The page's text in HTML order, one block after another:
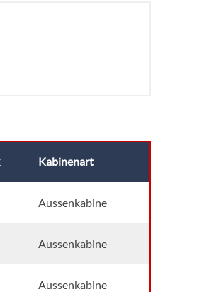
Kabinenart
Aussenkabine
Aussenkabine
Aussenkabine